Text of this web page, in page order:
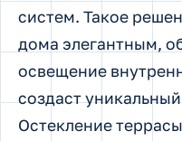
систем. Такое
дома элегантным,
освещение
создаст
Остекление